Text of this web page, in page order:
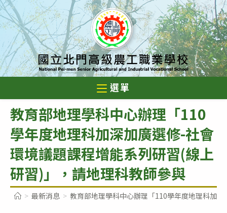
跳
轉
主
要
內
選單
教育部地理學科中心辦理「110
學年度地理科加深加廣選修-社會
環境議題課程增能系列研習(線上
研習)」，請地理科教師參與
> 最新消息 > 教育部地理學科中心辦理「110學年度地理科加